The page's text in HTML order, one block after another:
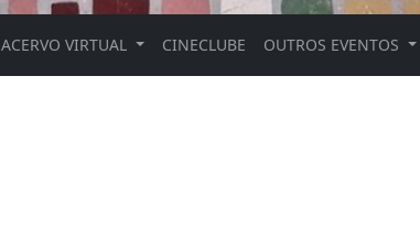
ACERVO VIRTUAL CINECLUBE OUTROS EVENTOS